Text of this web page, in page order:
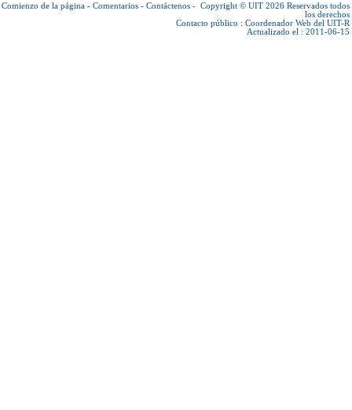
Comienzo de la página - Comentarios - Contáctenos - Copyright © UIT 2026 Reservados todos
los derechos
Contacto público : Coordenador Web del UIT-R
Actualizado el : 2011-06-15